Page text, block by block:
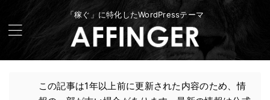
「稼ぐ」に特化したWordPressテーマ
この記事は1年以上前に更新された内容のため、情